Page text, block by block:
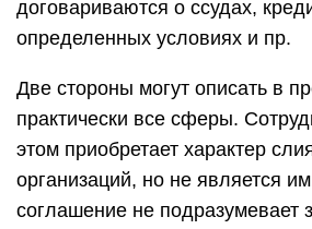
договариваются о ссудах,
определенных условиях и пр.
Две стороны могут описать в
практически все сферы.
этом приобретает характер
организаций, но не является
соглашение не подразумевает